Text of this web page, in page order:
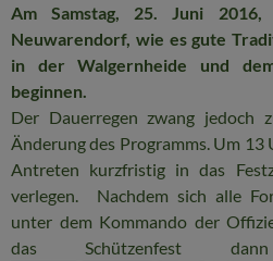
Am Samstag, 25. Juni 2016,
Neuwarendorf, wie es gute
in der Walgernheide und
beginnen.
Der Dauerregen zwang jedoch
Änderung des Programms. Um 13
Antreten kurzfristig in das
verlegen. Nachdem sich alle
unter dem Kommando der
das Schützenfest